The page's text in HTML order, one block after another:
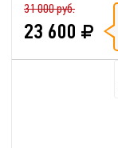
31 000 руб.
23 600